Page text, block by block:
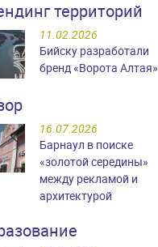
территорий
11.02.2026
Бийску разработали
бренд «Ворота Алтая»
16.07.2026
Барнаул в поиске
«золотой середины»
между рекламой и
архитектурой